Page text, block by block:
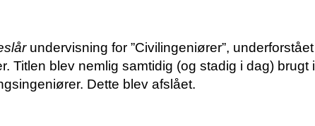
undervisning for ”Civilingeniører”, underforstået
Titlen blev nemlig samtidig (og stadig i dag) brugt i
Dette blev afslået.